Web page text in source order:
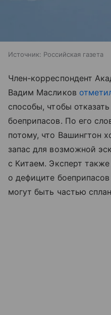
Источник: Российская газета
Член-корреспондент
Вадим Масликов
способы, чтобы
боеприпасов. По его
потому, что Вашингтон
запас для возможной
с Китаем. Эксперт
о дефиците
могут быть частью